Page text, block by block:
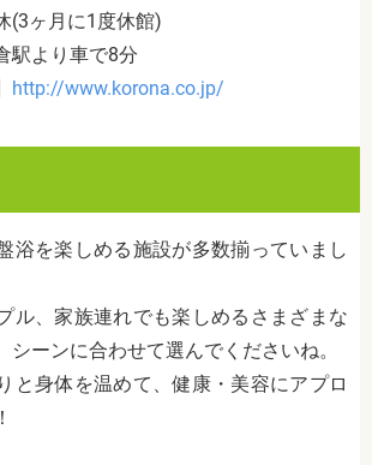
(3ヶ月に1 度休館)
駅より車で8分
http://www.korona.co.jp/
浴を楽しめる施設が多数揃っていまし
ル、家族連れでも楽しめるさまざまな
シーンに合わせて選んでくださいね。
と身体を温めて、健康・美容にアプロ